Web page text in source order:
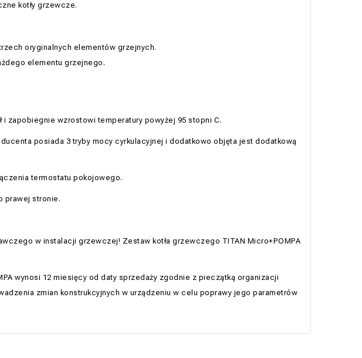
kotły grzewcze.
oryginalnych elementów grzejnych.
elementu grzejnego.
wzrostowi temperatury powyżej 95 stopni C.
posiada 3 tryby mocy cyrkulacyjnej i dodatkowo objęta jest dodatkową
termostatu pokojowego.
prawej stronie.
w instalacji grzewczej! Zestaw kotła grzewczego TITAN Micro+POMPA
wynosi 12 miesięcy od daty sprzedaży zgodnie z pieczątką organizacji
zmian konstrukcyjnych w urządzeniu w celu poprawy jego parametrów